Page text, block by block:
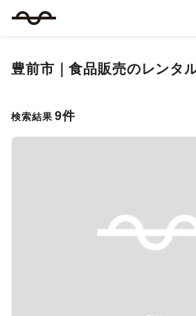
豊前市 ｜食品販売のレンタ
検索結果 9件
Previous slide